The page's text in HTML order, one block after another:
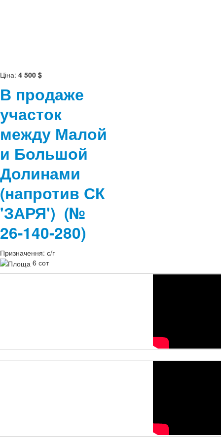
Ціна: 4 500 $
В продаже
участок
между Малой
и Большой
Долинами
(напротив СК
'ЗАРЯ') (№
26-140-280)
Призначення: с/г
6 сот